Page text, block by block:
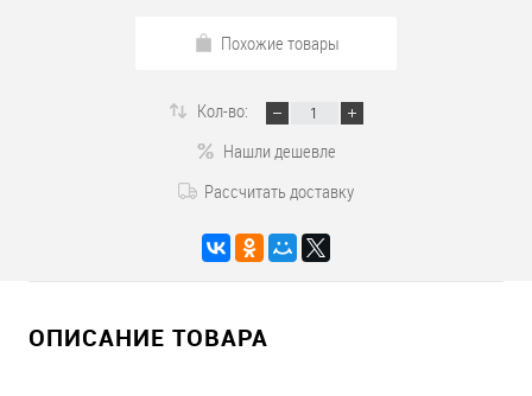
Похожие товары
Кол-во:
Нашли дешевле
Рассчитать доставку
ОПИСАНИЕ ТОВАРА